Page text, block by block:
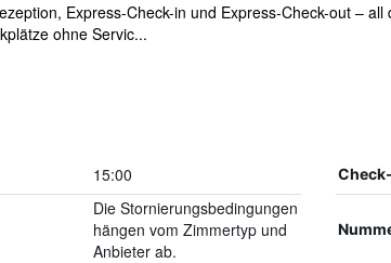
Express-Check-in und Express-Check-out –
ohne Servic...
15:00
Die Stornierungsbedingungen
hängen vom Zimmertyp und
Anbieter ab.